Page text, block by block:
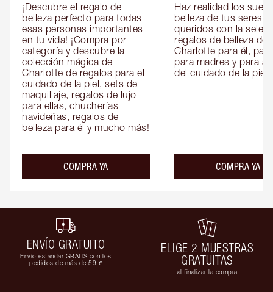
¡Descubre el regalo de
belleza perfecto para todas
esas personas importantes
en tu vida! ¡Compra por
categoría y descubre la
colección mágica de
Charlotte de regalos para el
cuidado de la piel, sets de
maquillaje, regalos de lujo
para ellas, chucherías
navideñas, regalos de
belleza para él y mucho más!
COMPRA YA
Haz realidad los
belleza de tus seres
queridos con la
regalos de belleza de
Charlotte para él,
para madres y para
del cuidado de la piel.
COMPRA YA
ENVÍO GRATUITO
Envío estándar GRATIS con los
pedidos de más de 59 €
ELIGE 2 MUESTRAS
GRATUITAS
al finalizar la compra